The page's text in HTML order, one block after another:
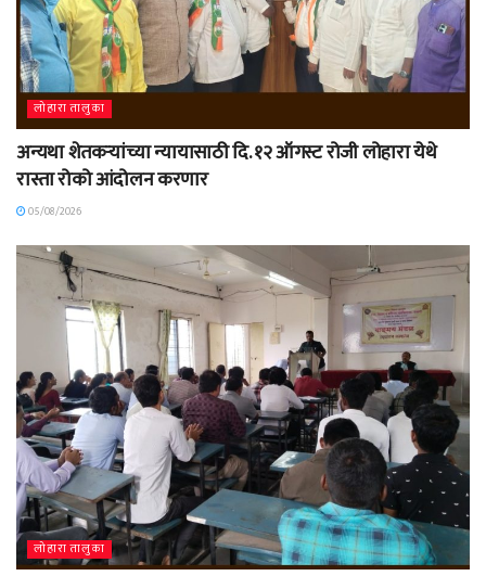
लोहारा तालुका
अन्यथा शेतकऱ्यांच्या न्यायासाठी दि. १२ ऑगस्ट रोजी लोहारा येथे
रास्ता रोको आंदोलन करणार
05/08/2026
लोहारा तालुका